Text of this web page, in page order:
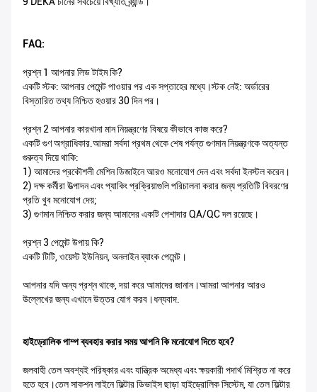
FAQ:
প্রশ্ন 1 আপনার লিড টাইম কি?
একটি স্টক: আপনার পেমেন্ট পাওয়ার পর এক সপ্তাহের মধ্যে।স্টক নেই: অর্ডারের
বিস্তারিত তথ্য নিশ্চিত হওয়ার 30 দিন পর।
প্রশ্ন 2 আপনার কারখানা মান নিয়ন্ত্রণের বিষয়ে কীভাবে কাজ করে?
একটি গুণ অগ্রাধিকার.আমরা সর্বদা প্রথম থেকে শেষ পর্যন্ত গুণমান নিয়ন্ত্রণকে অত্যন্ত
গুরুত্ব দিয়ে থাকি:
1) আমাদের প্রকৌশলী মেশিন ডিজাইনে আরও মনোযোগ দেন এবং সর্বদা ইনস্টল করেন।
2) দক্ষ কর্মীরা উত্পাদন এবং প্যাকিং প্রক্রিয়াগুলি পরিচালনা করার জন্য প্রতিটি বিবরণের
প্রতি খুব মনোযোগ দেয়;
3) গুণমান নিশ্চিত করার জন্য আমাদের একটি পেশাদার QA/QC দল রয়েছে।
প্রশ্ন 3 পেমেন্ট উপায় কি?
একটি টিটি, ওয়েস্ট ইউনিয়ন, অনলাইন ব্যাংক পেমেন্ট।
আপনার যদি অন্য প্রশ্ন থাকে, দয়া করে আমাদের জানান।আমরা আপনার আরও
উল্লেখের জন্য এখানে উত্তর যোগ করব।ধন্যবাদ.
হাইড্রোলিক পাম্প ব্যবহার করার সময় আপনি কি মনোযোগ দিতে হবে?
জলবাহী তেল অবশ্যই পরিষ্কার এবং যান্ত্রিক অমেধ্য এবং ক্ষয়কারী পদার্থ মিশ্রিত না করে
হতে হবে।তেল সাকশন লাইনে ফিল্টার ডিভাইস ছাড়া হাইড্রোলিক সিস্টেম, যা তেল ফিল্টার